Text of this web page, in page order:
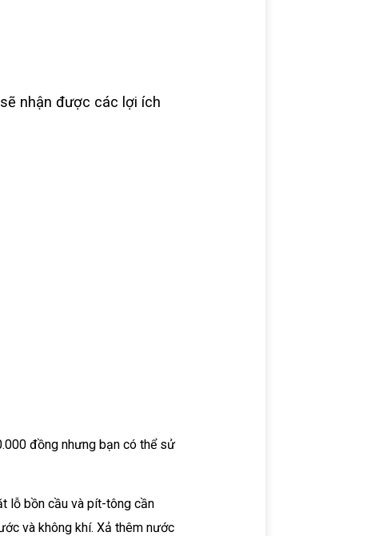
nhận được các lợi ích
đồng nhưng bạn có thể sử
lỗ bồn cầu và pít-tông cần
và không khí. Xả thêm nước